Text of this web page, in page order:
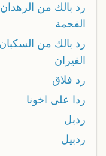
رد بالك من
الفحمة
رد بالك من
الفيران
رد فلاق
ردا على اخونا
ردبل
ردبيل